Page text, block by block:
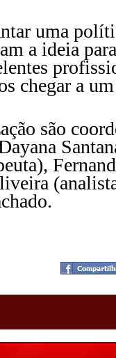
uma
a ideia
chegar a
são
21:21